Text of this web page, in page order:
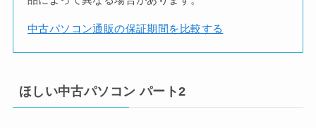
中古パソコン通販の保証期間を比較する
ほしい中古パソコン パート2